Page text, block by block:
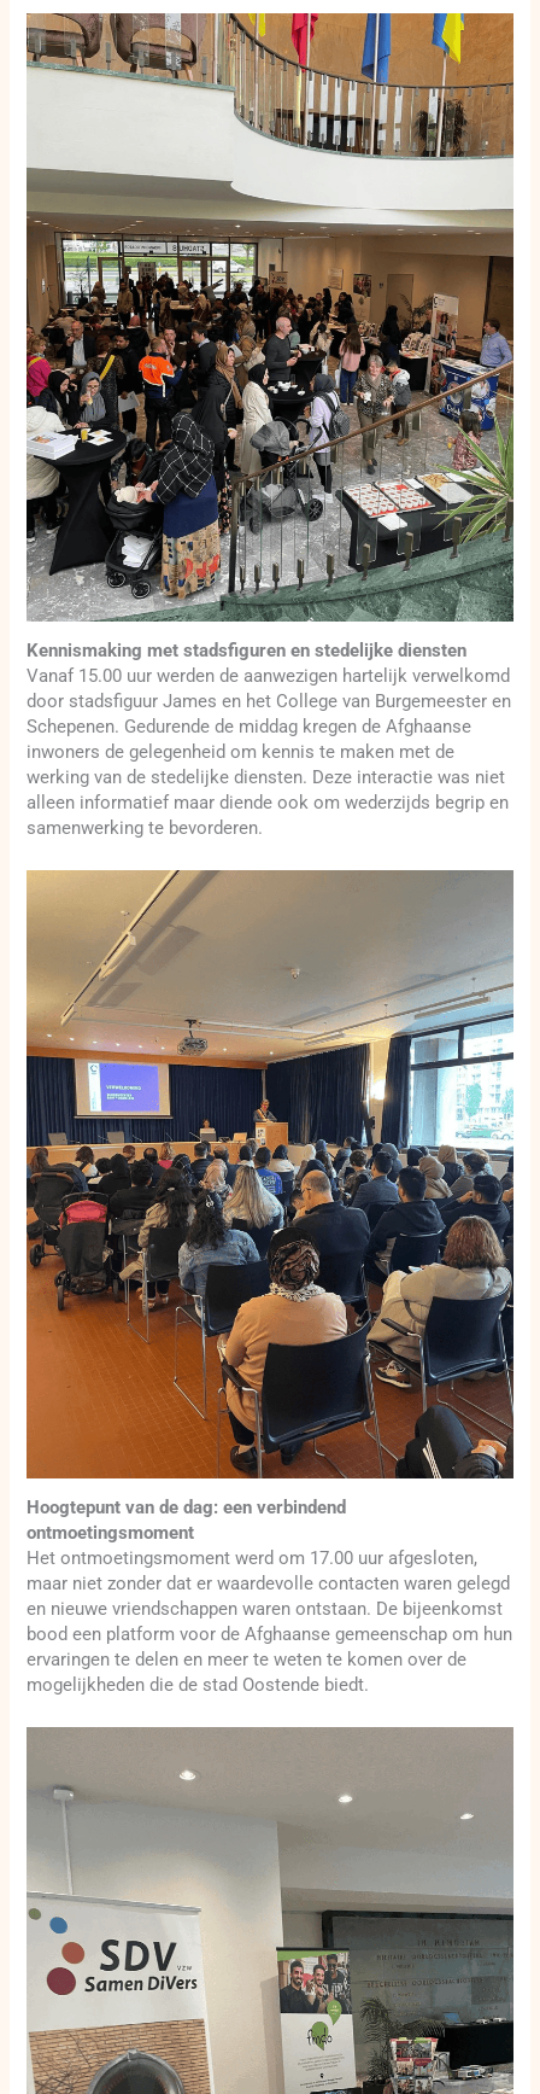
Kennismaking met stadsfiguren en stedelijke diensten
Vanaf 15.00 uur werden de aanwezigen hartelijk verwelkomd
door stadsfiguur James en het College van Burgemeester en
Schepenen. Gedurende de middag kregen de Afghaanse
inwoners de gelegenheid om kennis te maken met de
werking van de stedelijke diensten. Deze interactie was niet
alleen informatief maar diende ook om wederzijds begrip en
samenwerking te bevorderen.
Hoogtepunt van de dag: een verbindend
ontmoetingsmoment
Het ontmoetingsmoment werd om 17.00 uur afgesloten,
maar niet zonder dat er waardevolle contacten waren gelegd
en nieuwe vriendschappen waren ontstaan. De bijeenkomst
bood een platform voor de Afghaanse gemeenschap om hun
ervaringen te delen en meer te weten te komen over de
mogelijkheden die de stad Oostende biedt.